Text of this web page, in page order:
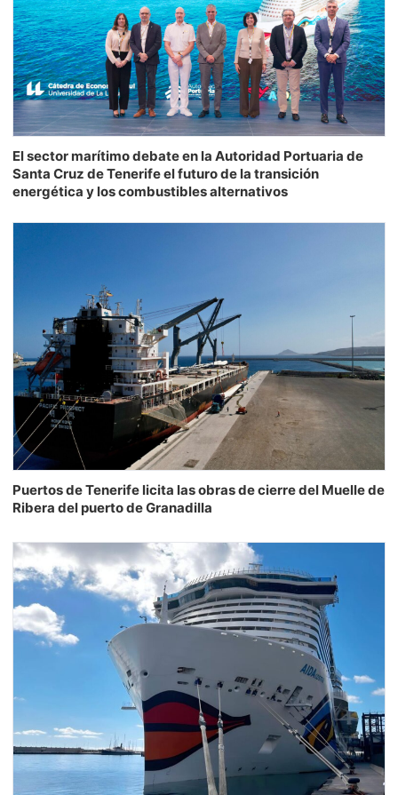
El sector marítimo debate en la Autoridad Portuaria de
Santa Cruz de Tenerife el futuro de la transición
energética y los combustibles alternativos
Puertos de Tenerife licita las obras de cierre del Muelle de
Ribera del puerto de Granadilla